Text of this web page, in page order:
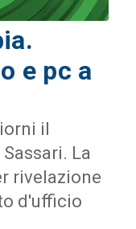
e pc a
il
La
rivelazione
d'ufficio